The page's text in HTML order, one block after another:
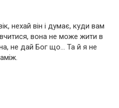
нехай він і думає, куди вам
вона не може жити в
не дай Бог що… Та й я не